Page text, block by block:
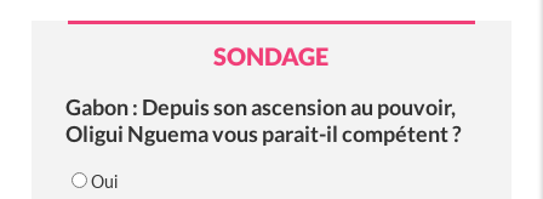
SONDAGE
Gabon : Depuis son ascension au pouvoir,
Oligui Nguema vous parait-il compétent ?
Oui